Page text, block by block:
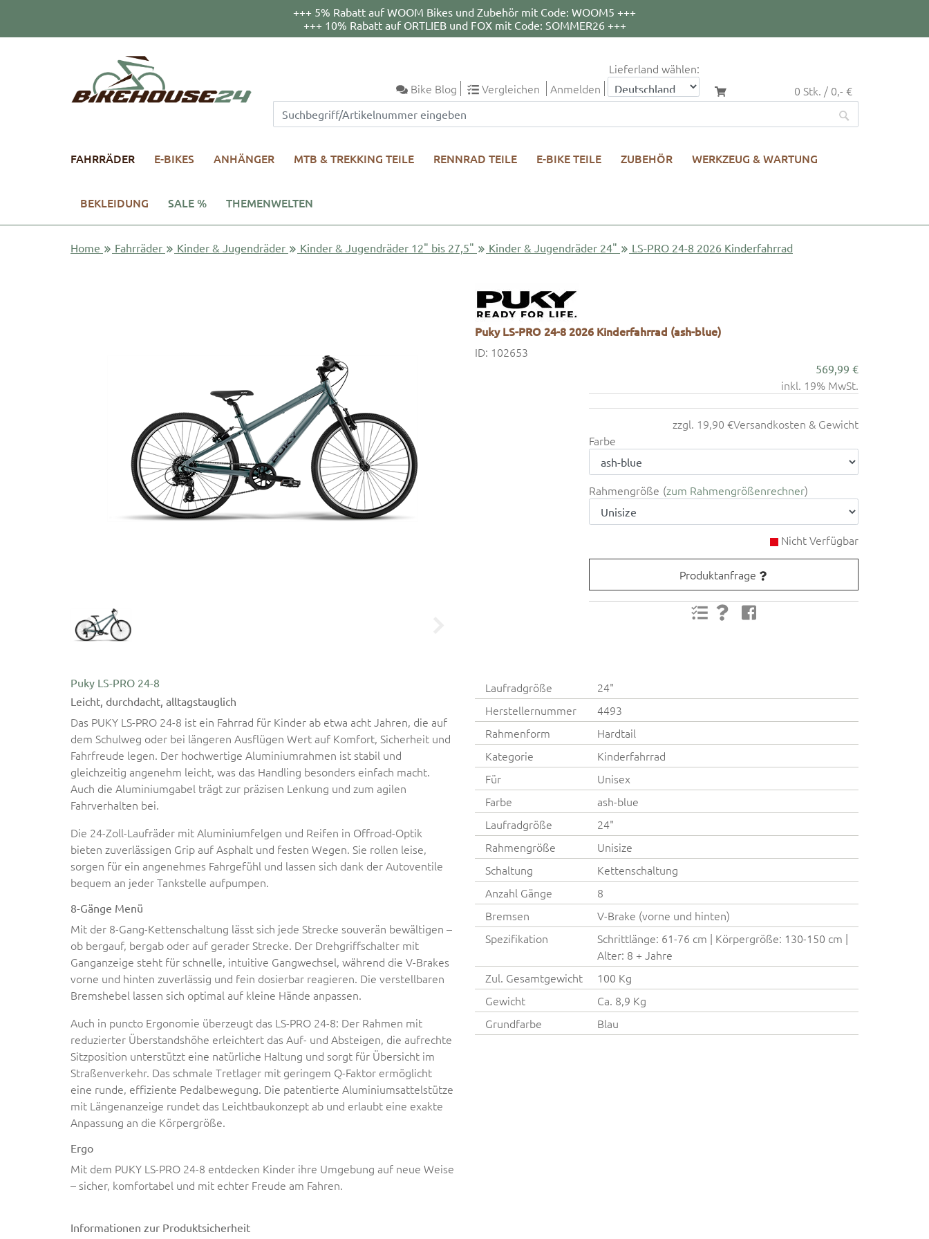
+++ 5% Rabatt auf WOOM Bikes und Zubehör mit Code: WOOM5 +++
+++ 10% Rabatt auf ORTLIEB und FOX mit Code: SOMMER26 +++
Bike Blog Vergleichen Anmelden
Lieferland wählen:
0 Stk. / 0,- €
FAHRRÄDER E-BIKES ANHÄNGER MTB & TREKKING TEILE RENNRAD TEILE E-BIKE TEILE ZUBEHÖR WERKZEUG & WARTUNG
BEKLEIDUNG SALE % THEMENWELTEN
Home Fahrräder Kinder & Jugendräder Kinder & Jugendräder 12" bis 27,5" Kinder & Jugendräder 24" LS-PRO 24-8 2026 Kinderfahrrad
Puky LS-PRO 24-8 2026 Kinderfahrrad (ash-blue)
ID: 102653
569,99 €
inkl. 19% MwSt.
zzgl. 19,90 €Versandkosten & Gewicht
Farbe
Rahmengröße zum Rahmengrößenrechner
Nicht Verfügbar
Produktanfrage
Puky LS-PRO 24-8
Leicht, durchdacht, alltagstauglich
Das PUKY LS-PRO 24-8 ist ein Fahrrad für Kinder ab etwa acht Jahren, die auf
dem Schulweg oder bei längeren Ausflügen Wert auf Komfort, Sicherheit und
Fahrfreude legen. Der hochwertige Aluminiumrahmen ist stabil und
gleichzeitig angenehm leicht, was das Handling besonders einfach macht.
Auch die Aluminiumgabel trägt zur präzisen Lenkung und zum agilen
Fahrverhalten bei.
Die 24-Zoll-Laufräder mit Aluminiumfelgen und Reifen in Offroad-Optik
bieten zuverlässigen Grip auf Asphalt und festen Wegen. Sie rollen leise,
sorgen für ein angenehmes Fahrgefühl und lassen sich dank der Autoventile
bequem an jeder Tankstelle aufpumpen.
8-Gänge Menü
Mit der 8-Gang-Kettenschaltung lässt sich jede Strecke souverän bewältigen –
ob bergauf, bergab oder auf gerader Strecke. Der Drehgriffschalter mit
Ganganzeige steht für schnelle, intuitive Gangwechsel, während die V-Brakes
vorne und hinten zuverlässig und fein dosierbar reagieren. Die verstellbaren
Bremshebel lassen sich optimal auf kleine Hände anpassen.
Auch in puncto Ergonomie überzeugt das LS-PRO 24-8: Der Rahmen mit
reduzierter Überstandshöhe erleichtert das Auf- und Absteigen, die aufrechte
Sitzposition unterstützt eine natürliche Haltung und sorgt für Übersicht im
Straßenverkehr. Das schmale Tretlager mit geringem Q-Faktor ermöglicht
eine runde, effiziente Pedalbewegung. Die patentierte Aluminiumsattelstütze
mit Längenanzeige rundet das Leichtbaukonzept ab und erlaubt eine exakte
Anpassung an die Körpergröße.
Ergo
Mit dem PUKY LS-PRO 24-8 entdecken Kinder ihre Umgebung auf neue Weise
– sicher, komfortabel und mit echter Freude am Fahren.
Informationen zur Produktsicherheit
Laufradgröße
24"
Herstellernummer
4493
Rahmenform
Hardtail
Kategorie
Kinderfahrrad
Für
Unisex
Farbe
ash-blue
Laufradgröße
24"
Rahmengröße
Unisize
Schaltung
Kettenschaltung
Anzahl Gänge
8
Bremsen
V-Brake (vorne und hinten)
Spezifikation
Schrittlänge: 61-76 cm | Körpergröße: 130-150 cm |
Alter: 8 + Jahre
Zul. Gesamtgewicht
100 Kg
Gewicht
Ca. 8,9 Kg
Grundfarbe
Blau